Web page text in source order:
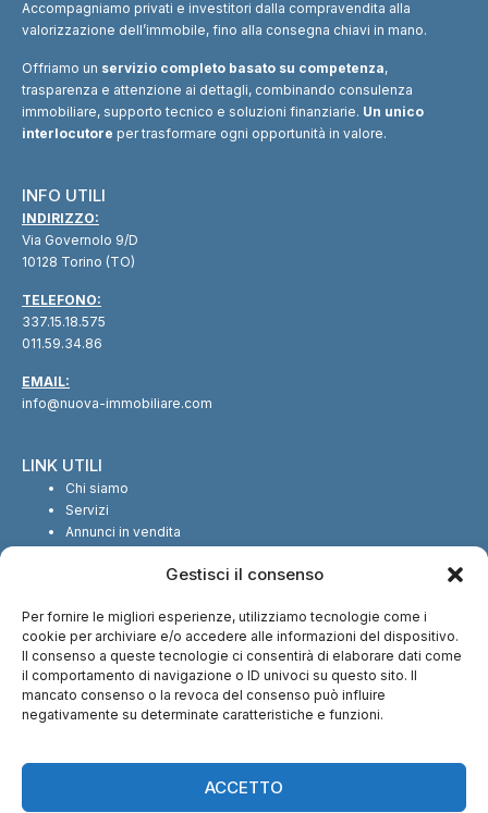
Gestisci il consenso
Per fornire le migliori esperienze, utilizziamo tecnologie come i
cookie per archiviare e/o accedere alle informazioni del dispositivo.
Il consenso a queste tecnologie ci consentirà di elaborare dati come
il comportamento di navigazione o ID univoci su questo sito. Il
mancato consenso o la revoca del consenso può influire
negativamente su determinate caratteristiche e funzioni.
ACCETTO
Accompagniamo privati e investitori dalla compravendita alla
valorizzazione dell’immobile, fino alla consegna chiavi in mano.
Offriamo un servizio completo basato su competenza,
trasparenza e attenzione ai dettagli, combinando consulenza
immobiliare, supporto tecnico e soluzioni finanziarie. Un unico
interlocutore per trasformare ogni opportunità in valore.
INFO UTILI
INDIRIZZO:
Via Governolo 9/D
10128 Torino (TO)
TELEFONO:
337.15.18.575
011.59.34.86
EMAIL:
info@nuova-immobiliare.com
LINK UTILI
Chi siamo
Servizi
Annunci in vendita
SEGUICI SUI SOCIAL
CI TROVI ANCHE SU: